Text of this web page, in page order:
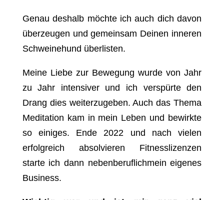
Genau deshalb möchte ich auch dich davon
überzeugen und gemeinsam Deinen inneren
Schweinehund überlisten.
Meine Liebe zur Bewegung wurde von Jahr
zu Jahr intensiver und ich verspürte den
Drang dies weiterzugeben. Auch das Thema
Meditation kam in mein Leben und bewirkte
so einiges. Ende 2022 und nach vielen
erfolgreich absolvieren Fitnesslizenzen
starte ich dann nebenberuflichmein eigenes
Business.